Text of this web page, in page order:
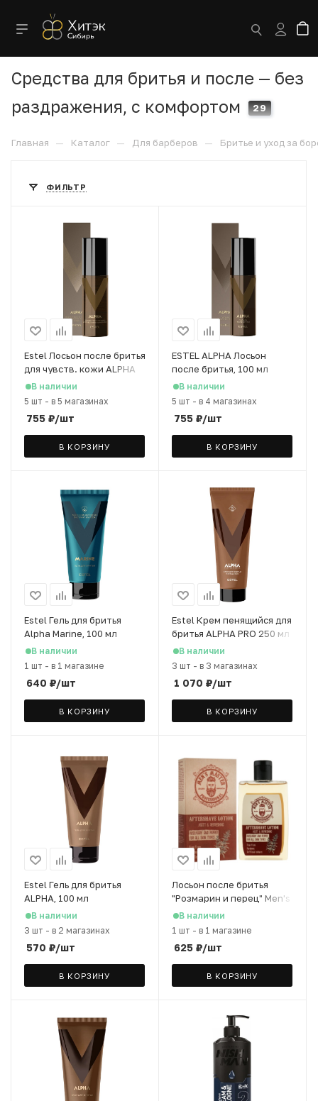
Средства для бритья и после — без
раздражения, с комфортом
29
Главная — Каталог — Для барберов — Бритье и уход за
ФИЛЬТР
Estel Лосьон после бритья
для чувств. кожи ALPHA
100 мл
В наличии
5 шт - в 5 магазинах
755 ₽/шт
В КОРЗИНУ
ESTEL ALPHA Лосьон
после бритья, 100 мл
В наличии
5 шт - в 4 магазинах
755 ₽/шт
В КОРЗИНУ
Estel Гель для бритья
Alpha Marine, 100 мл
В наличии
1 шт - в 1 магазине
640 ₽/шт
В КОРЗИНУ
Estel Крем пенящийся для
бритья ALPHA PRO 250 мл
В наличии
3 шт - в 3 магазинах
1 070 ₽/шт
В КОРЗИНУ
Estel Гель для бритья
ALPHA, 100 мл
В наличии
3 шт - в 2 магазинах
570 ₽/шт
В КОРЗИНУ
Лосьон после бритья
"Розмарин и перец" Men's
Master, 120 мл
В наличии
1 шт - в 1 магазине
625 ₽/шт
В КОРЗИНУ